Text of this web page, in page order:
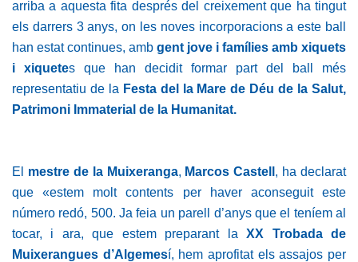
arriba a aquesta fita després del creixement que ha tingut
els darrers 3 anys, on les noves incorporacions a este ball
han estat continues, amb gent jove i famílies amb xiquets
i xiquetes que han decidit formar part del ball més
representatiu de la Festa del la Mare de Déu de la Salut,
Patrimoni Immaterial de la Humanitat.
El mestre de la Muixeranga, Marcos Castell , ha declarat
que «estem molt contents per haver aconseguit este
número redó, 500. Ja feia un parell d’anys que el teníem al
tocar, i ara, que estem preparant laXX Trobada de
Muixerangues d’Algemesí, hem aprofitat els assajos per